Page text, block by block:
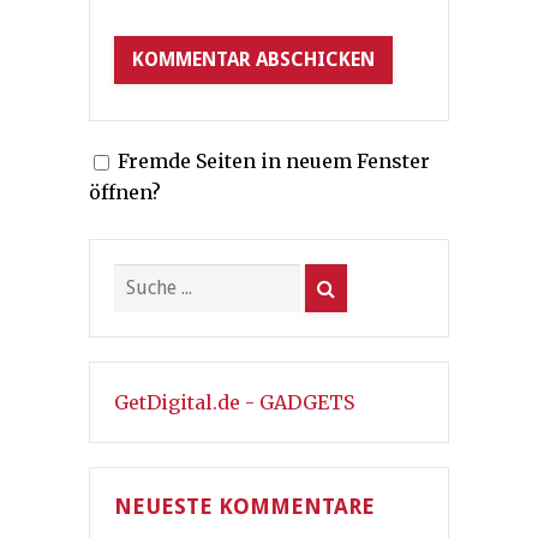
Fremde Seiten in neuem Fenster
öffnen?
GetDigital.de - GADGETS
NEUESTE KOMMENTARE